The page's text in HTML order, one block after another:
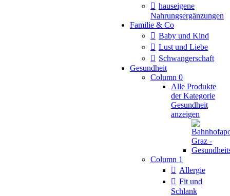
hauseigene
Nahrungsergänzungen
Familie & Co
Baby und Kind
Lust und Liebe
Schwangerschaft
Gesundheit
Column 0
Alle Produkte
der Kategorie
Gesundheit
anzeigen
Column 1
Allergie
Fit und
Schlank